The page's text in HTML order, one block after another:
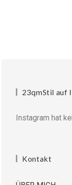
23qmStil auf
Instagram hat
Kontakt